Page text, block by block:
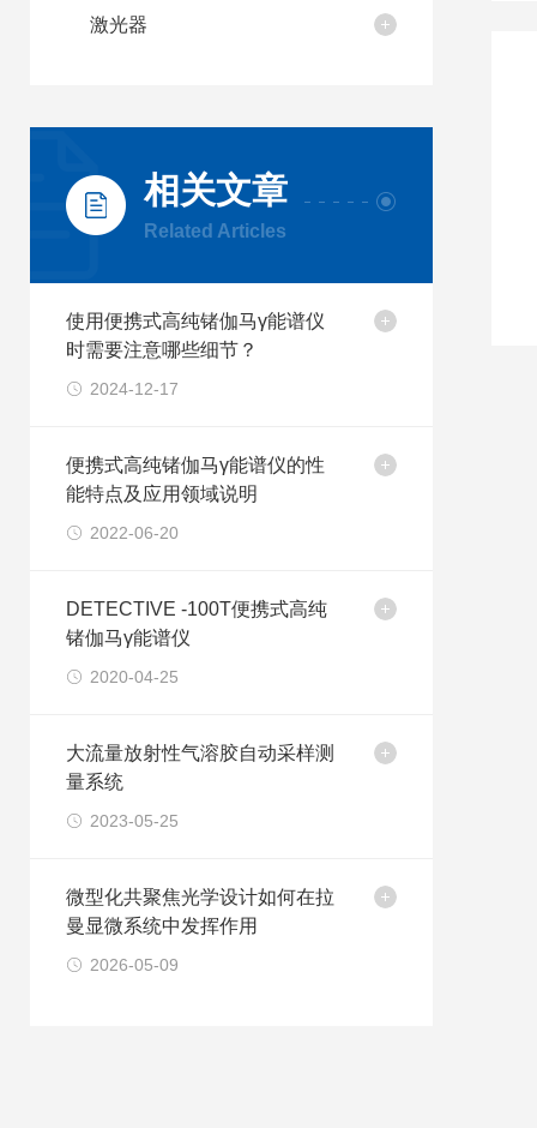
激光器
相关文章
Related Articles
使用便携式高纯锗伽马γ能谱仪
时需要注意哪些细节？
2024-12-17
便携式高纯锗伽马γ能谱仪的性
能特点及应用领域说明
2022-06-20
DETECTIVE -100T便携式高纯
锗伽马γ能谱仪
2020-04-25
​大流量放射性气溶胶自动采样测
量系统
2023-05-25
微型化共聚焦光学设计如何在拉
曼显微系统中发挥作用
2026-05-09